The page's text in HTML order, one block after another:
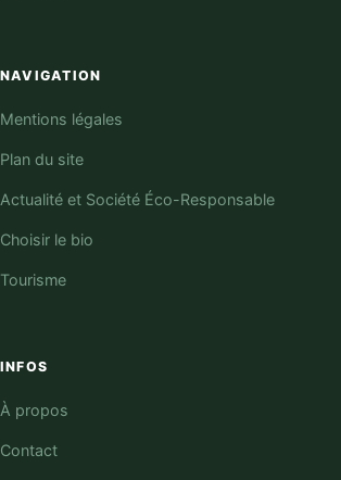
NAVIGATION
Mentions légales
Plan du site
Actualité et Société Éco-Responsable
Choisir le bio
Tourisme
INFOS
À propos
Contact